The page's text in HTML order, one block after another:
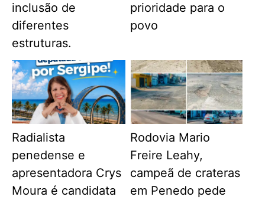
inclusão de
diferentes
estruturas.
prioridade para o
povo
Radialista
penedense e
apresentadora Crys
Moura é candidata
Rodovia Mario
Freire Leahy,
campeã de crateras
em Penedo pede